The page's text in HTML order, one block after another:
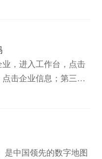
，进入工作台，点击
点击企业信息；第三
击企业简称；第四
称修改成功。温馨提
功，则不能修改企业名
认证。2...
是中国领先的数字地图